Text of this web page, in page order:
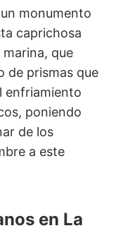
monumento
caprichosa
que
de prismas que
enfriamiento
poniendo
de los
a este
en La